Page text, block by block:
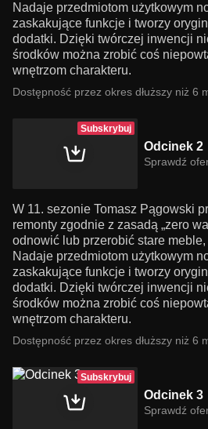
Nadaje przedmiotom użytkowym
zaskakujące funkcje i tworzy
dodatki. Dzięki twórczej inwencji
środków można zrobić coś
wnętrzom charakteru.
Dostępność przez okres dłuższy niż 6
Subskrybuj
Odcinek 2
Sprawdź
W 11. sezonie Tomasz Pągowski
remonty zgodnie z zasadą „zero
odnowić lub przerobić stare
Nadaje przedmiotom użytkowym
zaskakujące funkcje i tworzy
dodatki. Dzięki twórczej inwencji
środków można zrobić coś
wnętrzom charakteru.
Dostępność przez okres dłuższy niż 6
Subskrybuj
Odcinek 3
Sprawdź